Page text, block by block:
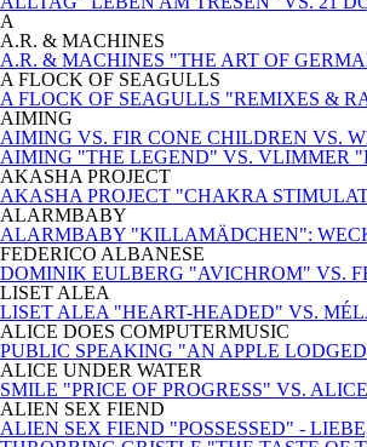
A
A.R. & MACHINES
A.R. & MACHINES "THE ART OF
A FLOCK OF SEAGULLS
A FLOCK OF SEAGULLS "REMIXES &
AIMING
AIMING VS. FIR CONE CHILDREN VS.
AIMING "THE LEGEND" VS. VLIMMER
AKASHA PROJECT
AKASHA PROJECT "CHAKRA
ALARMBABY
ALARMBABY "KILLAMÄDCHEN":
FEDERICO ALBANESE
DOMINIK EULBERG "AVICHROM" VS.
LISET ALEA
LISET ALEA "HEART-HEADED" VS.
ALICE DOES COMPUTERMUSIC
PUBLIC SPEAKING "AN APPLE
ALICE UNDER WATER
SMILE "PRICE OF PROGRESS" VS.
ALIEN SEX FIEND
ALIEN SEX FIEND "POSSESSED" -